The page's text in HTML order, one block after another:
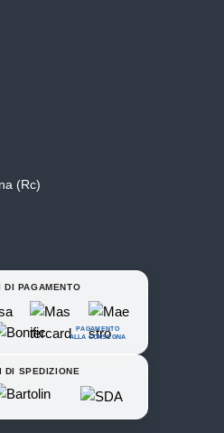
(Rc)
DI PAGAMENTO
PAGAMENTO
ALLA CONSEGNA
DI SPEDIZIONE